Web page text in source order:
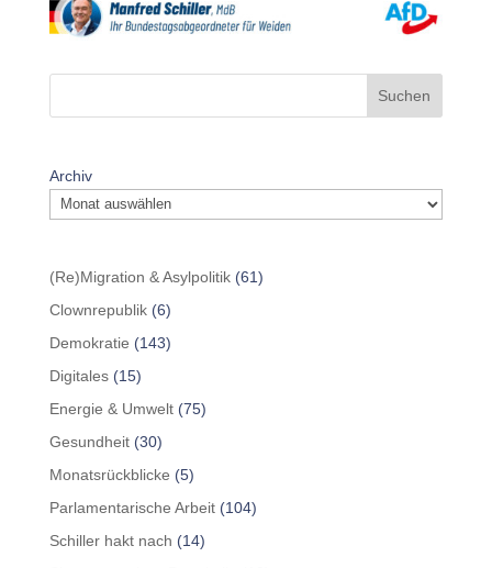
Suchen
Archiv
(Re)Migration & Asylpolitik(61)
Clownrepublik(6)
Demokratie (143)
Digitales(15)
Energie & Umwelt(75)
Gesundheit(30)
Monatsrückblicke (5)
Parlamentarische Arbeit(104)
Schiller hakt nach (14)